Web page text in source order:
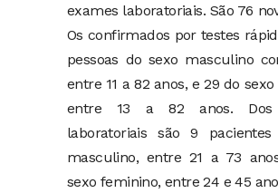
exames laboratoriais. São 76
Os confirmados por testes
pessoas do sexo masculino
entre 11 a 82 anos, e 29 do
entre 13 a 82 anos. Dos
laboratoriais são 9
masculino, entre 21 a 73
sexo feminino, entre 24 e 45